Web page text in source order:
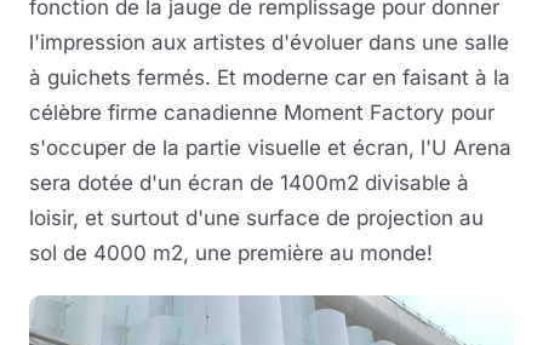
fonction de la jauge de remplissage pour donner
l'impression aux artistes d'évoluer dans une salle
à guichets fermés. Et moderne car en faisant à la
célèbre firme canadienne Moment Factory pour
s'occuper de la partie visuelle et écran, l'U Arena
sera dotée d'un écran de 1400m2 divisable à
loisir, et surtout d'une surface de projection au
sol de 4000 m2, une première au monde!